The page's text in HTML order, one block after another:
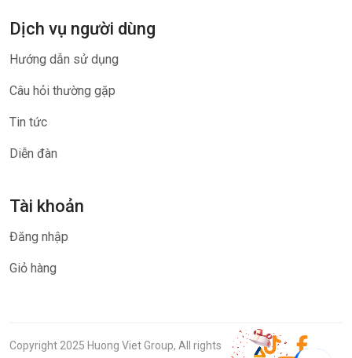
Dịch vụ người dùng
Hướng dẫn sử dụng
Câu hỏi thường gặp
Tin tức
Diễn đàn
Tài khoản
Đăng nhập
Giỏ hàng
Copyright 2025 Huong Viet Group, All rights